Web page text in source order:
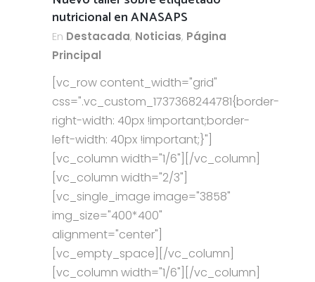
nutricional en ANASAPS
En Destacada, Noticias, Página
Principal
[vc_row content_width="grid"
css=".vc_custom_1737368244781{border-
right-width: 40px !important;border-
left-width: 40px !important;}"]
[vc_column width="1/6"][/vc_column]
[vc_column width="2/3"]
[vc_single_image image="3858"
img_size="400*400"
alignment="center"]
[vc_empty_space][/vc_column]
[vc_column width="1/6"][/vc_column]